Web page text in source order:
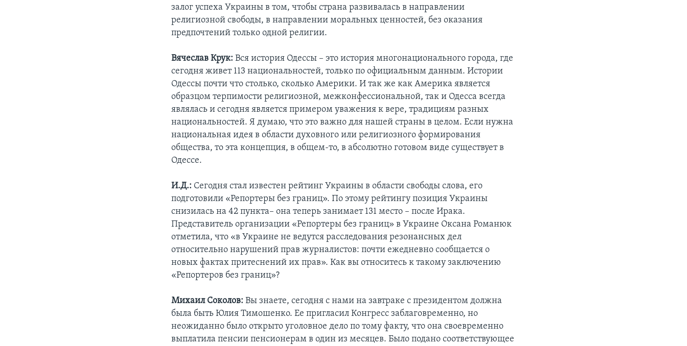
залог успеха Украины в том, чтобы страна развивалась в направлении
религиозной свободы, в направлении моральных ценностей, без оказания
предпочтений только одной религии.
Вячеслав Крук: Вся история Одессы – это история многонационального города, где
сегодня живет 113 национальностей, только по официальным данным. Истории
Одессы почти что столько, сколько Америки. И так же как Америка является
образцом терпимости религиозной, межконфессиональной, так и Одесса всегда
являлась и сегодня является примером уважения к вере, традициям разных
национальностей. Я думаю, что это важно для нашей страны в целом. Если нужна
национальная идея в области духовного или религиозного формирования
общества, то эта концепция, в общем-то, в абсолютно готовом виде существует в
Одессе.
И.Д.: Сегодня стал известен рейтинг Украины в области свободы слова, его
подготовили «Репортеры без границ». По этому рейтингу позиция Украины
снизилась на 42 пункта– она теперь занимает 131 место – после Ирака.
Представитель организации «Репортеры без границ» в Украине Оксана Романюк
отметила, что «в Украине не ведутся расследования резонансных дел
относительно нарушений прав журналистов: почти ежедневно сообщается о
новых фактах притеснений их прав». Как вы относитесь к такому заключению
«Репортеров без границ»?
Михаил Соколов: Вы знаете, сегодня с нами на завтраке с президентом должна
была быть Юлия Тимошенко. Ее пригласил Конгресс заблаговременно, но
неожиданно было открыто уголовное дело по тому факту, что она своевременно
выплатила пенсии пенсионерам в один из месяцев. Было подано соответствующее